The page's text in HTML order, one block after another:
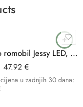
Lionelo romobil Jessy LED, Grey Brown
47.92 €
u zadnjih 30 dana: